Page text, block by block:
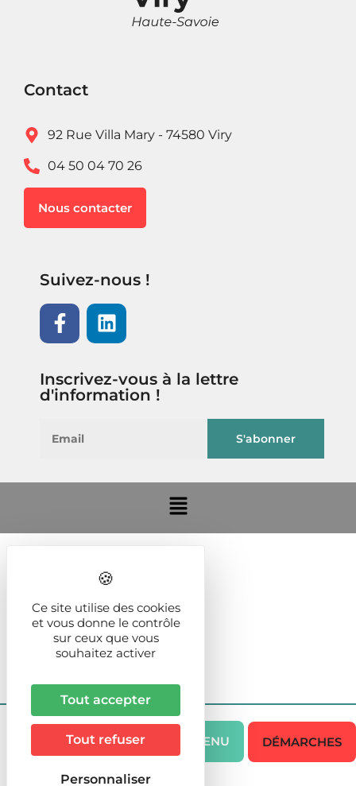
MENU DÉMARCHES
Contact
92 Rue Villa Mary - 74580 Viry
04 50 04 70 26
Nous contacter
Suivez-nous !
Inscrivez-vous à la lettre
d'information !
Ce site utilise des cookies
et vous donne le contrôle
sur ceux que vous
souhaitez activer
Tout accepter
Tout refuser
Personnaliser